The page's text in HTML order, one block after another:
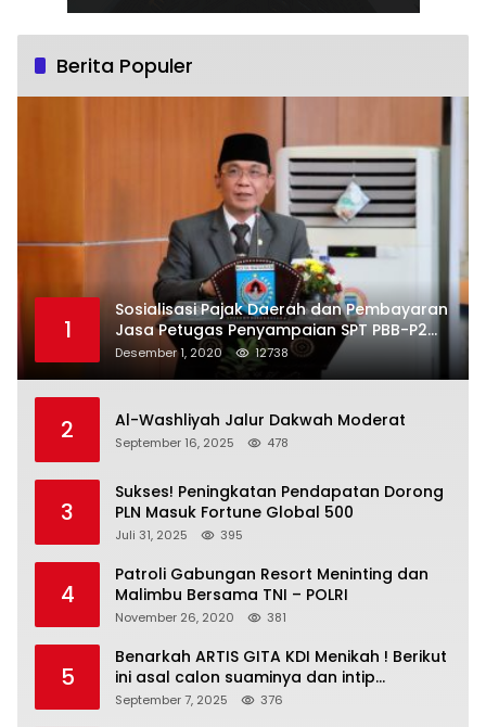
Berita Populer
1
Sosialisasi Pajak Daerah dan Pembayaran
Jasa Petugas Penyampaian SPT PBB-P2
Kota Mataram
Desember 1, 2020 12738
2 Al-Washliyah Jalur Dakwah Moderat
September 16, 2025 478
3
Sukses! Peningkatan Pendapatan Dorong
PLN Masuk Fortune Global 500
Juli 31, 2025 395
4
Patroli Gabungan Resort Meninting dan
Malimbu Bersama TNI – POLRI
November 26, 2020 381
5
Benarkah ARTIS GITA KDI Menikah ! Berikut
ini asal calon suaminya dan intip
undangannya
September 7, 2025 376